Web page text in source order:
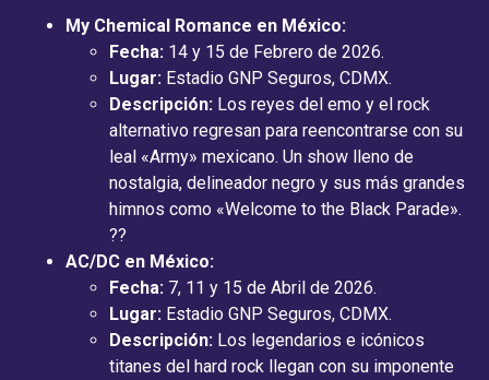
My Chemical Romance en México:
Fecha: 14 y 15 de Febrero de 2026.
Lugar: Estadio GNP Seguros, CDMX.
Descripción: Los reyes del emo y el rock
alternativo regresan para reencontrarse con su
leal «Army» mexicano. Un show lleno de
nostalgia, delineador negro y sus más grandes
himnos como «Welcome to the Black Parade».
??
AC/DC en México:
Fecha: 7, 11 y 15 de Abril de 2026.
Lugar: Estadio GNP Seguros, CDMX.
Descripción: Los legendarios e icónicos
titanes del hard rock llegan con su imponente